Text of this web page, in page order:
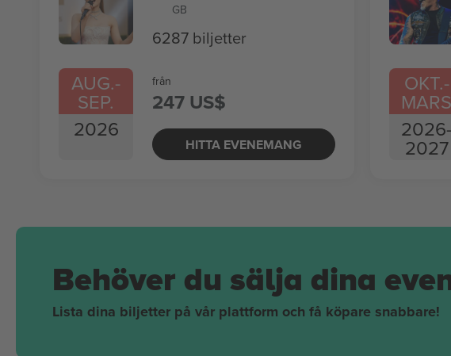
AUG.-
SEP.
2026
GB
6287 biljetter
från
247 US$
HITTA EVENEMANG
OKT.-
MARS
2026-
2027
Behöver du sälja dina
Lista dina biljetter på vår plattform och få köpare snabbare!